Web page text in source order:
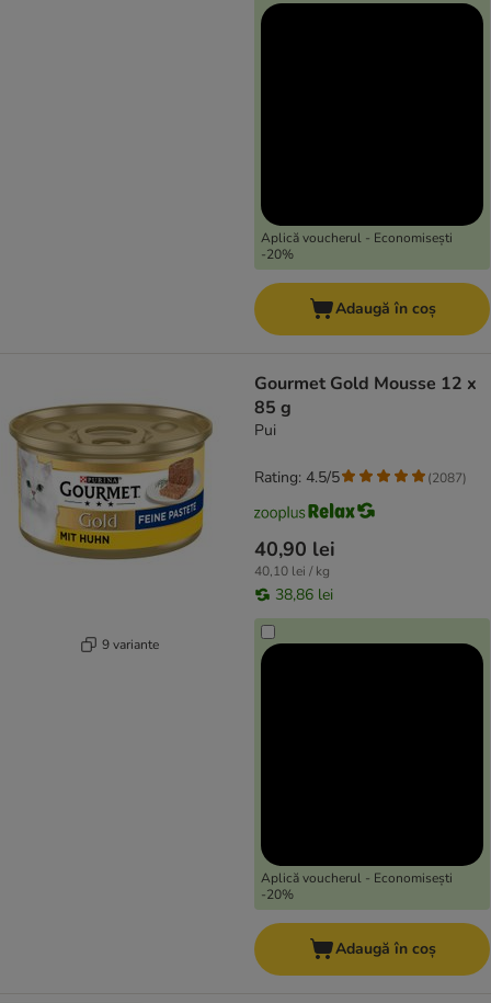
Aplică voucherul - Economisești
-20%
Adaugă în coș
9 variante
Gourmet Gold Mousse 12 x
85 g
Pui
40,90 lei
40,10 lei / kg
38,86 lei
Aplică voucherul - Economisești
-20%
Rating: 4.5/5 (2087)
Adaugă în coș